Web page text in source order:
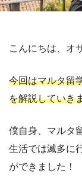
こんにちは、オ
今回はマルタ留
を解説していき
僕自身、マルタ
生活では滅多に
ができました！